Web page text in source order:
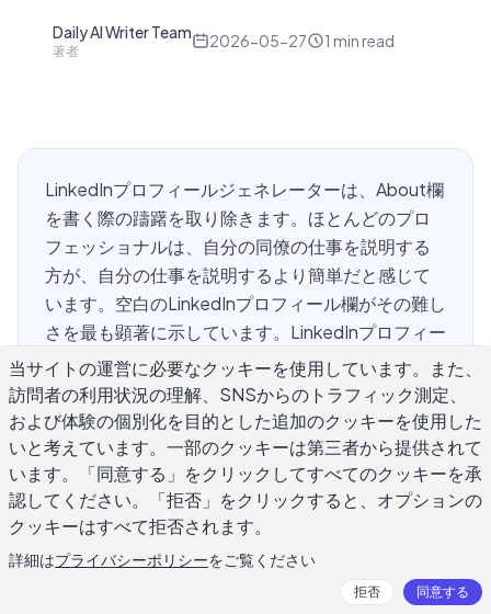
Daily AI Writer Team
著者
2026-05-27 1 min read
LinkedInプロフィールジェネレーターは、About欄
を書く際の躊躇を取り除きます。ほとんどのプロ
フェッショナルは、自分の同僚の仕事を説明する
方が、自分の仕事を説明するより簡単だと感じて
います。空白のLinkedInプロフィール欄がその難し
さを最も顕著に示しています。LinkedInプロフィー
ルジェネレーターは、構造化されたスタートポイ
ントを提供します。あなたの役割、経験、目標を
説明すると、AIが数秒でAbout欄のドラフト案を複
数作成します。このガイドでは、これらのツール
の仕組み、最も強いLinkedInプロフィール文を生成
するために必要な入力、採用担当者の検索に表示
されるヘッドラインの書き方、AI生成出力を実際に
あなたのような音声に編集する方法をカバーして
当サイトの運営に必要なクッキーを使用しています。また、
訪問者の利用状況の理解、SNSからのトラフィック測定、
および体験の個別化を目的とした追加のクッキーを使用した
いと考えています。一部のクッキーは第三者から提供されて
います。「同意する」をクリックしてすべてのクッキーを承
認してください。「拒否」をクリックすると、オプションの
クッキーはすべて拒否されます。
詳細はプライバシーポリシーをご覧ください
拒否 同意する